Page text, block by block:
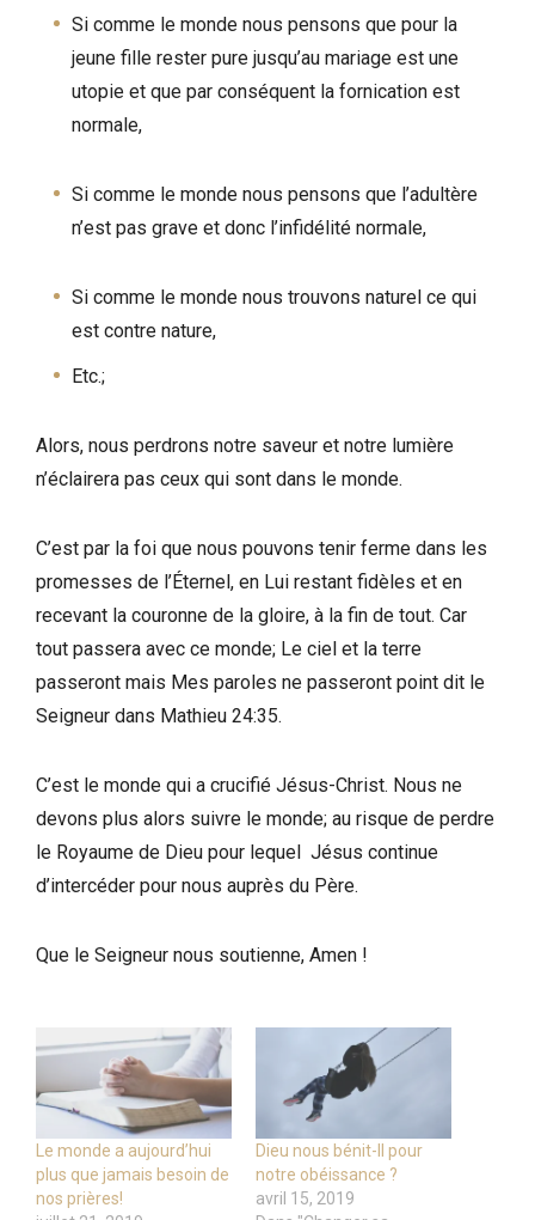
Si comme le monde nous pensons que pour la
jeune fille rester pure jusqu’au mariage est une
utopie et que par conséquent la fornication est
normale,
Si comme le monde nous pensons que l’adultère
n’est pas grave et donc l’infidélité normale,
Si comme le monde nous trouvons naturel ce qui
est contre nature,
Etc.;
Alors, nous perdrons notre saveur et notre lumière
n’éclairera pas ceux qui sont dans le monde.
C’est par la foi que nous pouvons tenir ferme dans les
promesses de l’Éternel, en Lui restant fidèles et en
recevant la couronne de la gloire, à la fin de tout. Car
tout passera avec ce monde; Le ciel et la terre
passeront mais Mes paroles ne passeront point dit le
Seigneur dans Mathieu 24:35.
C’est le monde qui a crucifié Jésus-Christ. Nous ne
devons plus alors suivre le monde; au risque de perdre
le Royaume de Dieu pour lequel Jésus continue
d’intercéder pour nous auprès du Père.
Que le Seigneur nous soutienne, Amen !
Le monde a aujourd’hui
plus que jamais besoin de
nos prières!
Dieu nous bénit-Il pour
notre obéissance ?
avril 15, 2019